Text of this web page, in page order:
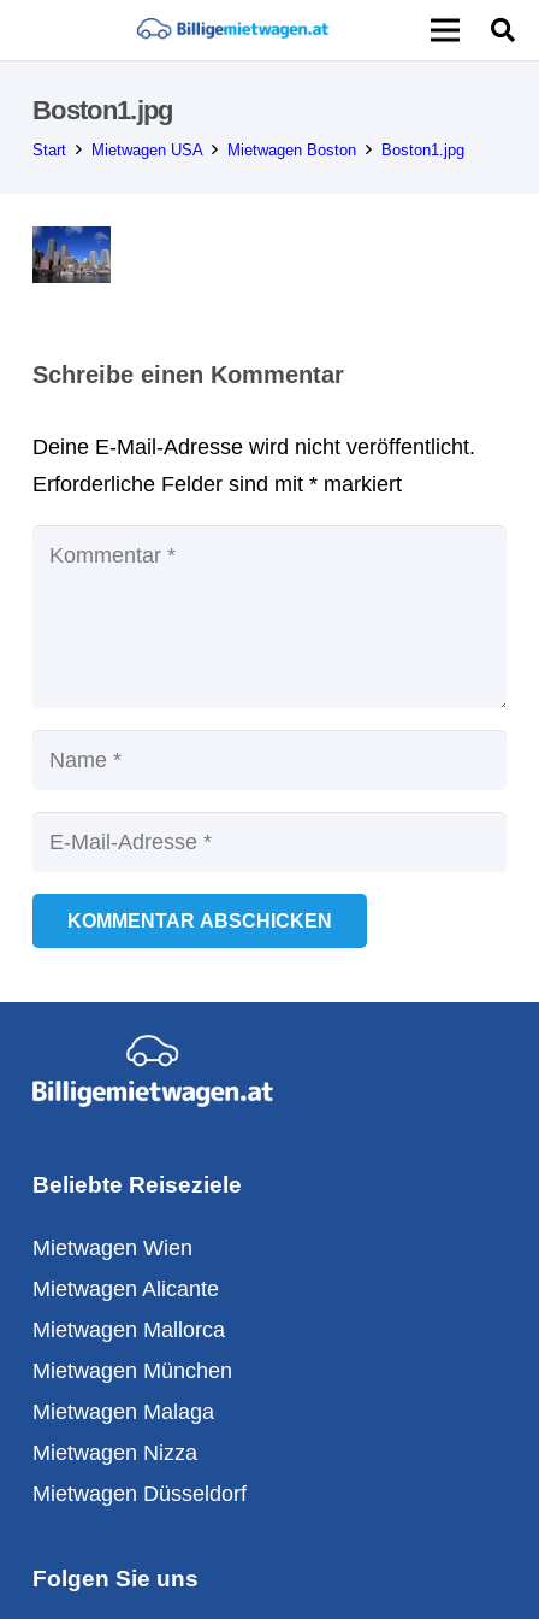
Boston1.jpg
Start Mietwagen USA Mietwagen Boston Boston1.jpg
Schreibe einen Kommentar
Deine E-Mail-Adresse wird nicht veröffentlicht.
Erforderliche Felder sind mit * markiert
KOMMENTAR ABSCHICKEN
Beliebte Reiseziele
Mietwagen Wien
Mietwagen Alicante
Mietwagen Mallorca
Mietwagen München
Mietwagen Malaga
Mietwagen Nizza
Mietwagen Düsseldorf
Folgen Sie uns